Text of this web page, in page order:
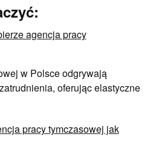
agencja pracy
w Polsce odgrywają
oferując elastyczne
pracy tymczasowej jak